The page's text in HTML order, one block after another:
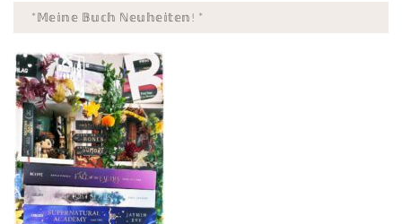
*𝕄𝕖𝕚𝕟𝕖 𝔹𝕦𝕔𝕙 ℕ𝕖𝕦𝕙𝕖𝕚𝕥𝕖𝕟! *